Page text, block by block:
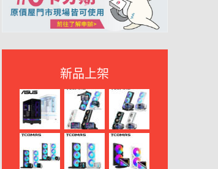
新品上架